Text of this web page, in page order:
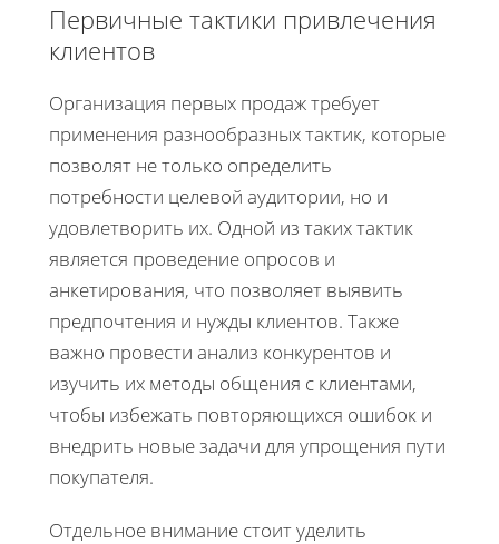
Первичные тактики привлечения
клиентов
Организация первых продаж требует
применения разнообразных тактик, которые
позволят не только определить
потребности целевой аудитории, но и
удовлетворить их. Одной из таких тактик
является проведение опросов и
анкетирования, что позволяет выявить
предпочтения и нужды клиентов. Также
важно провести анализ конкурентов и
изучить их методы общения с клиентами,
чтобы избежать повторяющихся ошибок и
внедрить новые задачи для упрощения пути
покупателя.
Отдельное внимание стоит уделить